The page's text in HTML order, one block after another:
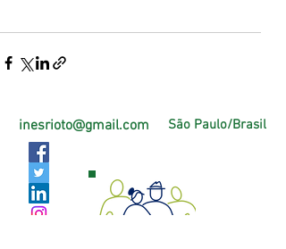
São Paulo/Brasil
inesrioto@gmail.com